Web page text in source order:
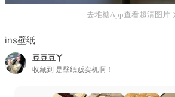
去堆糖App查看超清图片
ins壁纸
豆豆豆丫
收藏到 是壁纸贩卖机啊！